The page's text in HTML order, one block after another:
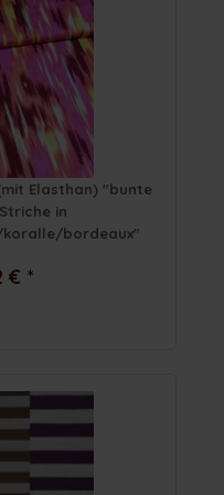
Elasthan) "bunte
in
bordeaux"
€ *